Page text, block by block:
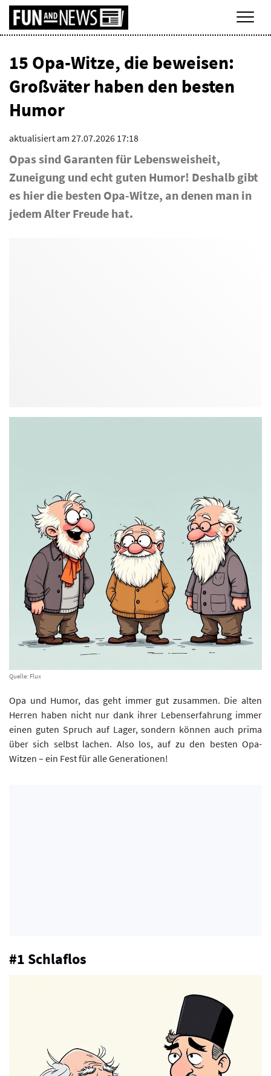
15 Opa-Witze, die beweisen:
Großväter haben den besten
Humor
aktualisiert am 27.07.2026 17:18
Opas sind Garanten für Lebensweisheit,
Zuneigung und echt guten Humor! Deshalb gibt
es hier die besten Opa-Witze, an denen man in
jedem Alter Freude hat.
Quelle: Flux
Opa und Humor, das geht immer gut zusammen. Die alten
Herren haben nicht nur dank ihrer Lebenserfahrung immer
einen guten Spruch auf Lager, sondern können auch prima
über sich selbst lachen. Also los, auf zu den besten Opa-
Witzen – ein Fest für alle Generationen!
#1 Schlaflos